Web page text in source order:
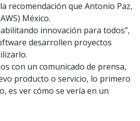
recomendación que Antonio Paz,
México.
innovación para todos”,
desarrollen proyectos
con un comunicado de prensa,
producto o servicio, lo primero
es ver cómo se vería en un